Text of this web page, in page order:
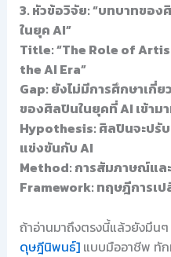
3. หัวข้อวิจัย: “บทบาทขอ
ในยุค AI”
Title: “The Role of
the AI Era”
Gap: ยังไม่มีการศึกษาเกี่
ของศิลปินในยุคที่ AI เข้าม
Hypothesis: ศิลปินจะปรั
แข่งขันกับ AI
Method: การสัมภาษณ์แล
Framework: ทฤษฎีการเ
ถ้าอ่านมาถึงตรงนี้แล้วยังมึน
ดุษฎีนิพนธ์]แบบมืออาชีพ ทัก